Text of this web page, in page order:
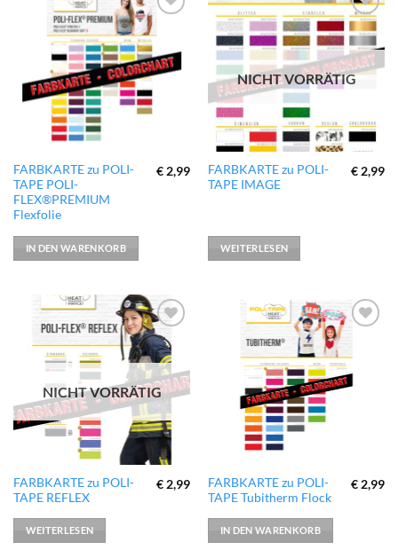
zur
Wunschliste
hinzufügen
FARBKARTE zu POLI-
TAPE POLI-
FLEX®PREMIUM
Flexfolie
€2,99
IN DEN WARENKORB
Wunschliste
hinzufügen
NICHT VORRÄTIG
FARBKARTE zu POLI-
TAPE IMAGE
€2,99
WEITERLESEN
zur
Wunschliste
hinzufügen
NICHT VORRÄTIG
FARBKARTE zu POLI-
TAPE REFLEX
€ 2,99
WEITERLESEN
zur
Wunschliste
hinzufügen
FARBKARTE zu POLI-
TAPE Tubitherm Flock
€ 2,99
IN DEN WARENKORB